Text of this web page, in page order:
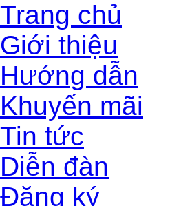
Trang chủ
Giới thiệu
Hướng dẫn
Khuyến mãi
Tin tức
Diễn đàn
Đăng ký